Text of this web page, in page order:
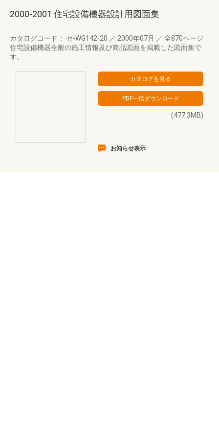
2000-2001 住宅設備機器設計用図面集
カタログコード： セ-WG142-20 ／ 2000年07月 ／ 全870ページ
住宅設備機器全般の施工情報及び商品図面を掲載した図面集で
す。
(477.3MB)
お知らせ表示